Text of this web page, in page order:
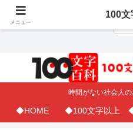
時間がない社会人
◆HOME ◆100文字以上
メニュー
100文